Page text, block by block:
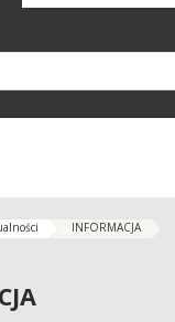
INFORMACJA